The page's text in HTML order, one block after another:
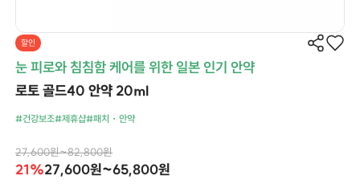
할인
눈 피로와 침침함 케어를 위한 일본 인기 안약
로토 골드40 안약 20ml
#건강보조#제휴샵#패치・안약
27,600원~82,800원
21%27,600원~65,800원